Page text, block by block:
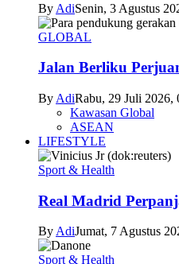
By AdiSenin, 3 Agustus
GLOBAL
Jalan Berliku
By AdiRabu, 29 Juli 2026,
Kawasan Global
ASEAN
LIFESTYLE
Sport & Health
Real Madrid
ByAdiJumat, 7 Agustus
Sport & Health